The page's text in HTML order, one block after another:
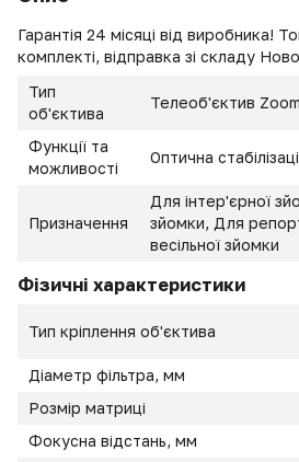
Гарантія 24 місяці від виробника!
комплекті, відправка зі складу
Тип
об'єктива
Телеоб'єктив Zoom
Функції та
можливості
Оптична
Призначення
Для інтер'єрної
зйомки, Для
весільної зйомки
Фізичні характеристики
Тип кріплення об'єктива
Діаметр фільтра, мм
Розмір матриці
Фокусна відстань, мм